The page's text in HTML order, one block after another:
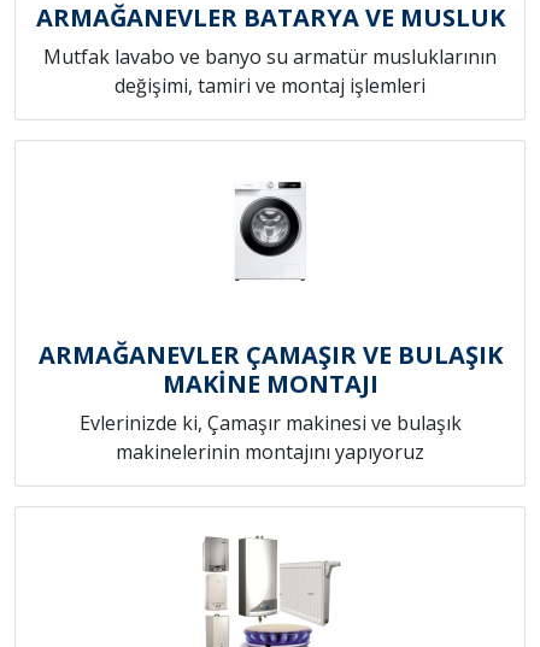
ARMAĞANEVLER BATARYA VE MUSLUK
Mutfak lavabo ve banyo su armatür musluklarının
değişimi, tamiri ve montaj işlemleri
ARMAĞANEVLER ÇAMAŞIR VE BULAŞIK
MAKİNE MONTAJI
Evlerinizde ki, Çamaşır makinesi ve bulaşık
makinelerinin montajını yapıyoruz